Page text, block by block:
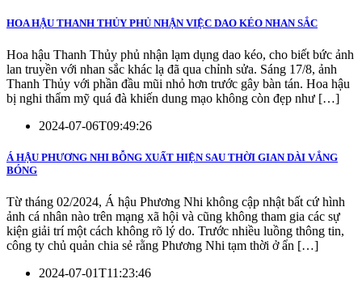
HOA HẬU THANH THỦY PHỦ NHẬN VIỆC DAO KÉO NHAN SẮC
Hoa hậu Thanh Thủy phủ nhận lạm dụng dao kéo, cho biết bức ảnh
lan truyền với nhan sắc khác lạ đã qua chỉnh sửa. Sáng 17/8, ảnh
Thanh Thủy với phần đầu mũi nhỏ hơn trước gây bàn tán. Hoa hậu
bị nghi thẩm mỹ quá đà khiến dung mạo không còn đẹp như […]
2024-07-06T09:49:26
Á HẬU PHƯƠNG NHI BỖNG XUẤT HIỆN SAU THỜI GIAN DÀI VẮNG
BÓNG
Từ tháng 02/2024, Á hậu Phương Nhi không cập nhật bất cứ hình
ảnh cá nhân nào trên mạng xã hội và cũng không tham gia các sự
kiện giải trí một cách không rõ lý do. Trước nhiều luồng thông tin,
công ty chủ quản chia sẻ rằng Phương Nhi tạm thời ở ẩn […]
2024-07-01T11:23:46